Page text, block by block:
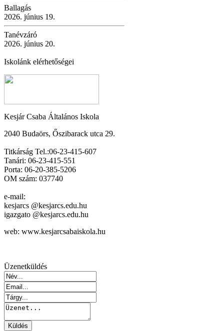
Ballagás
2026. június 19.
Tanévzáró
2026. június 20.
Iskolánk elérhetőségei
Kesjár Csaba Általános Iskola
2040 Budaörs, Őszibarack utca 29.
Titkárság Tel.:06-23-415-607
Tanári: 06-23-415-551
Porta: 06-20-385-5206
OM szám: 037740
e-mail:
kesjarcs @kesjarcs.edu.hu
igazgato @kesjarcs.edu.hu
web: www.kesjarcsabaiskola.hu
Üzenetküldés